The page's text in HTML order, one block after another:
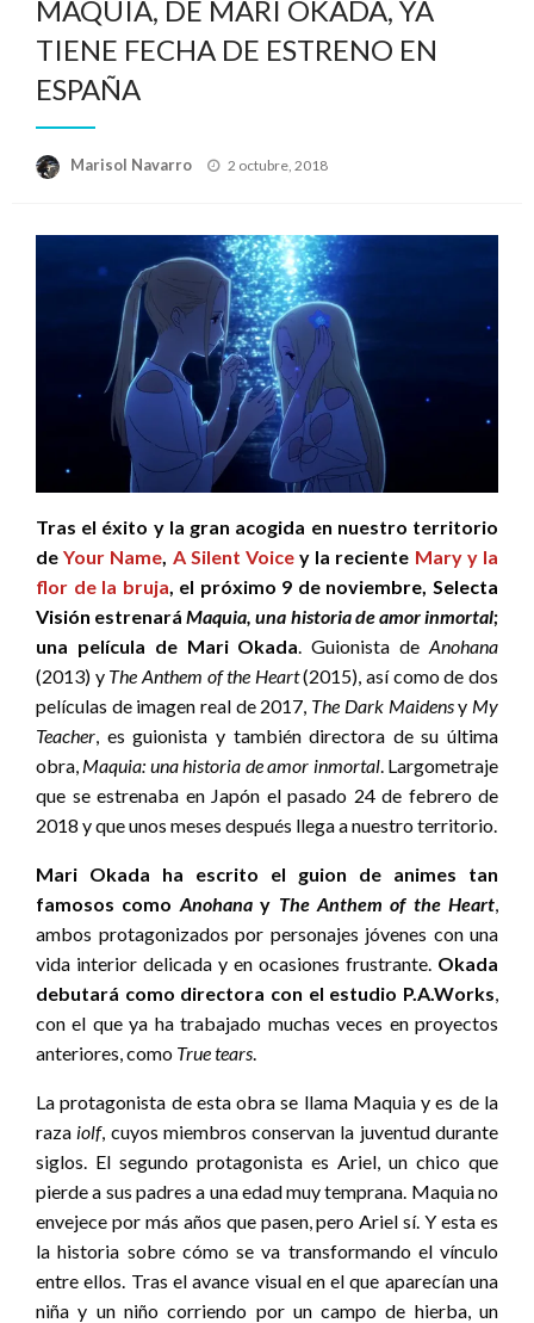
MAQUIA, DE MARI OKADA, YA
TIENE FECHA DE ESTRENO EN
ESPAÑA
Marisol Navarro
Publicado
2 octubre, 2018
Tras el éxito y la gran acogida en nuestro territorio
deYour Name A Silent Voicey la reciente Mary y la
flor de la bruja , el próximo 9 de noviembre, Selecta
Visión estrenaráMaquia, una historia de amor inmortal;
una película de Mari Okada . Guionista deAnohana
(2013) y The Anthem of the Heart(2015), así como de dos
películas de imagen real de 2017, The Dark Maidensy My
Teacher , es guionista y también directora de su última
obra, Maquia: una historia de amor inmortal. Largometraje
que se estrenaba en Japón el pasado 24 de febrero de
2018 y que unos meses después llega a nuestro territorio.
Mari Okada ha escrito el guion de animes tan
famosos como Anohanay The Anthem of the Heart
ambos protagonizados por personajes jóvenes con una
vida interior delicada y en ocasiones frustrante. Okada
debutará como directora con el estudio P.A.Works
con el que ya ha trabajado muchas veces en proyectos
anteriores, como True tears
La protagonista de esta obra se llama Maquia y es de la
raza iolf, cuyos miembros conservan la juventud durante
siglos. El segundo protagonista es Ariel, un chico que
pierde a sus padres a una edad muy temprana. Maquia no
envejece por más años que pasen, pero Ariel sí. Y esta es
la historia sobre cómo se va transformando el vínculo
entre ellos. Tras el avance visual en el que aparecían una
niña y un niño corriendo por un campo de hierba, un